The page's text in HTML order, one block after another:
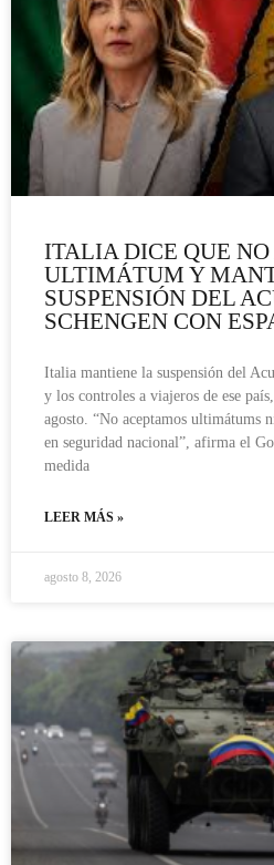
ITALIA DICE QUE NO
ULTIMÁTUM Y
SUSPENSIÓN DEL
SCHENGEN CON
Italia mantiene la suspensión del
y los controles a viajeros de ese
agosto. “No aceptamos ultimátums
en seguridad nacional”, afirma el
medida
LEER MÁS »
agosto 8, 2026